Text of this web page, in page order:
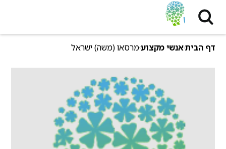
דף הביתאנשי מקצועמרסאו (משה) ישראל